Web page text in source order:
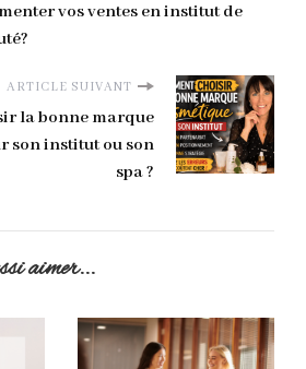
vos ventes en institut de
ARTICLE SUIVANT
la bonne marque
son institut ou son
spa ?
aimer...